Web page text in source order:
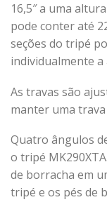
16,5″ a uma
pode conter até
seções do tripé
individualmente a
As travas são
manter uma
Quatro ângulos
o tripé
de borracha em
tripé e os pés de